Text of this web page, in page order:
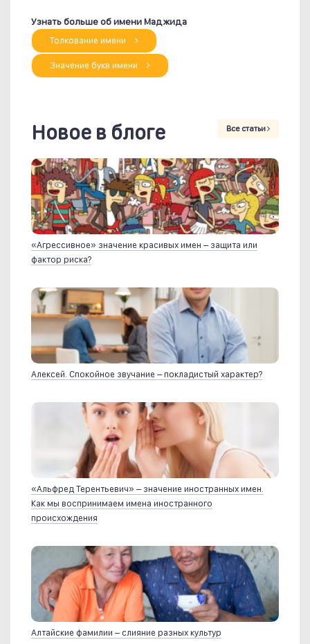
Узнать больше об имени Маджида
Толкование имени
Значение букв имени
Новое в блоге Все статьи
«Агрессивное» значение красивых имен – защита или
фактор риска?
Алексей. Спокойное звучание – покладистый характер?
«Альфред Терентьевич» – значение иностранных имен.
Как мы воспринимаем имена иностранного
происхождения
Алтайские фамилии – слияние разных культур